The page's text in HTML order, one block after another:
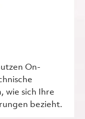
On-
wie sich Ihre
bezieht.